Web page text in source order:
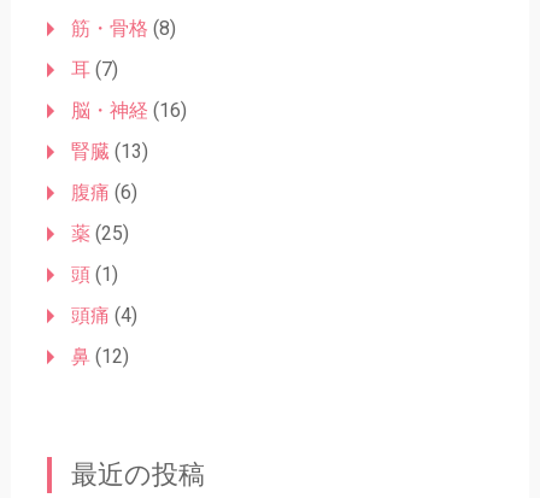
筋・骨格 (8)
耳(7)
脳・神経 (16)
腎臓 (13)
腹痛 (6)
薬(25)
頭(1)
頭痛 (4)
鼻(12)
最近の投稿